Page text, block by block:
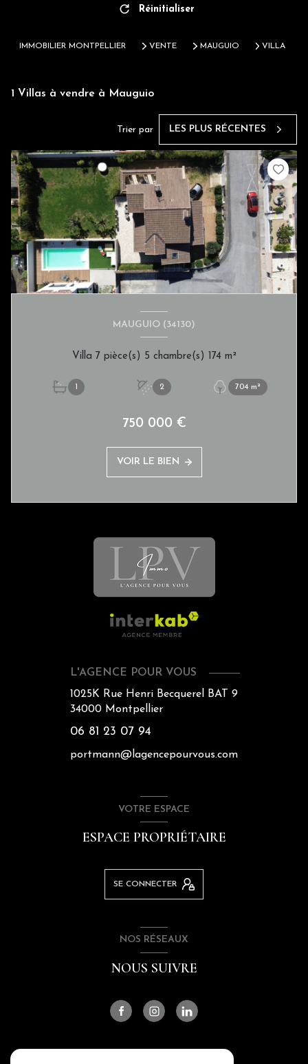
Réinitialiser
IMMOBILIER MONTPELLIER VENTE MAUGUIO VILLA
1 Villas à vendre à Mauguio
Trier par LES PLUS RÉCENTES
MAUGUIO (34130)
Villa 7 pièce(s) 5 chambre(s) 174 m²
1 2 704 m²
750 000 €
VOIR LE BIEN
L'AGENCE POUR VOUS
1025K Rue Henri Becquerel BAT 9
34000 Montpellier
06 81 23 07 94
portmann@lagencepourvous.com
VOTRE ESPACE
ESPACE PROPRIÉTAIRE
SE CONNECTER
NOS RÉSEAUX
NOUS SUIVRE